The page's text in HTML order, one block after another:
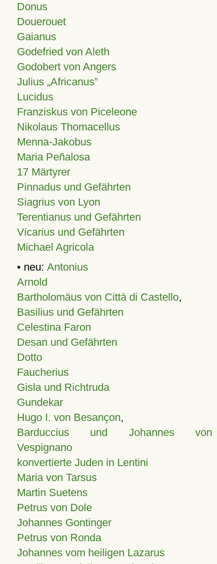
Donus
Douerouet
Gaianus
Godefried von Aleth
Godobert von Angers
Julius Africanus
Lucidus
Franziskus von Piceleone
Nikolaus Thomacellus
Menna-Jakobus
Maria Peñalosa
17 Märtyrer
Pinnadus und Gefährten
Siagrius von Lyon
Terentianus und Gefährten
Vicarius und Gefährten
Michael Agricola
• neu: Antonius
Arnold
Bartholomäus von Città di Castello,
Basilius und Gefährten
Celestina Faron
Desan und Gefährten
Dotto
Faucherius
Gisla und Richtruda
Gundekar
Hugo I. von Besançon,
Barduccius und Johannes von
Vespignano
konvertierte Juden in Lentini
Maria von Tarsus
Martin Suetens
Petrus von Dole
Johannes Gontinger
Petrus von Ronda
Johannes vom heiligen Lazarus